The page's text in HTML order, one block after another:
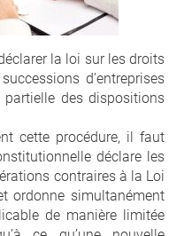
la loi sur les droits
d’entreprises
des dispositions
cette procédure, il faut
déclare les
contraires à la Loi
ordonne simultanément
de manière limitée